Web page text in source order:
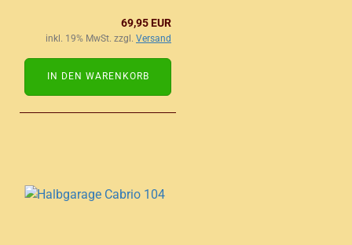
69,95 EUR
inkl. 19% MwSt. zzgl. Versand
IN DEN WARENKORB